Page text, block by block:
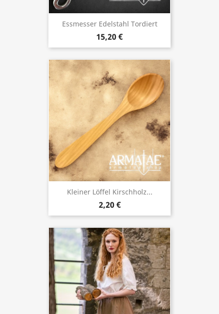
Essmesser Edelstahl Tordiert
15,20 €
Kleiner Löffel Kirschholz...
2,20 €